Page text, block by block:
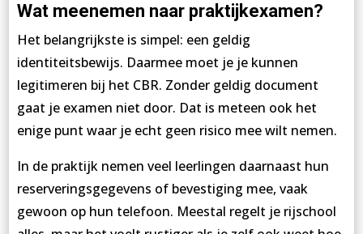
Wat meenemen naar praktijkexamen?
Het belangrijkste is simpel: een geldig
identiteitsbewijs. Daarmee moet je je kunnen
legitimeren bij het CBR. Zonder geldig document
gaat je examen niet door. Dat is meteen ook het
enige punt waar je echt geen risico mee wilt nemen.
In de praktijk nemen veel leerlingen daarnaast hun
reserveringsgegevens of bevestiging mee, vaak
gewoon op hun telefoon. Meestal regelt je rijschool